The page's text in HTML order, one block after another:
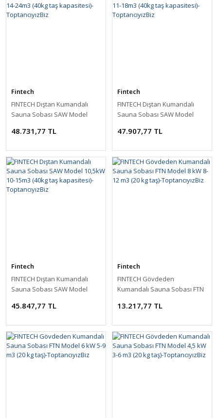
Fintech
FINTECH Dıştan Kumandalı
Sauna Sobası SAW Model
kapasitesi)-ToptancıyızBiz
48.731,77 TL
Fintech
FINTECH Dıştan Kumandalı
Sauna Sobası SAW Model
kapasitesi)-ToptancıyızBiz
47.907,77 TL
Fintech
FINTECH Dıştan Kumandalı
Sauna Sobası SAW Model
kapasitesi)-ToptancıyızBiz
45.847,77 TL
Fintech
FINTECH Gövdeden
Kumandalı Sauna Sobası FTN
taş)-ToptancıyızBiz
13.217,77 TL